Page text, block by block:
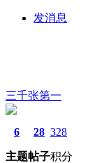
发消息
三千张第一
6
主题
28
帖子
328
积分